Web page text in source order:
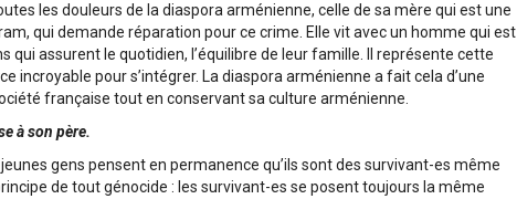
les douleurs de la diaspora arménienne, celle de sa mère qui est une
qui demande réparation pour ce crime. Elle vit avec un homme qui est
qui assurent le quotidien, l’équilibre de leur famille. Il représente cette
incroyable pour s’intégrer. La diaspora arménienne a fait cela d’une
française tout en conservant sa culture arménienne.
à son père.
gens pensent en permanence qu’ils sont des survivant-es même
de tout génocide : les survivant-es se posent toujours la même